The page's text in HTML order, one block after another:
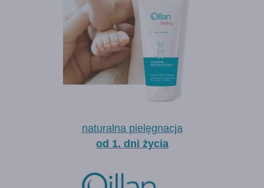
naturalna pielęgnacja
od 1. dni życia